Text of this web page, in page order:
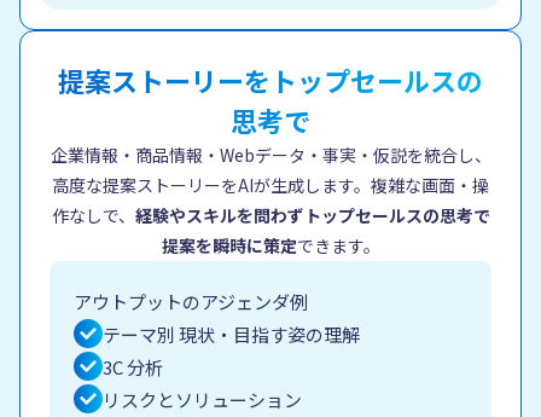
提案ストーリーを トップセールスの
思考で
企業情報・商品情報・Webデータ・事実・仮説を統合し、
高度な提案ストーリーをAIが生成します。 複雑な画面・操
作なしで、 経験やスキルを問わず トップセールスの思考で
提案を瞬時に策定できます。
アウトプットのアジェンダ例
テーマ別 現状・目指す姿の理解
3C 分析
リスクとソリューション